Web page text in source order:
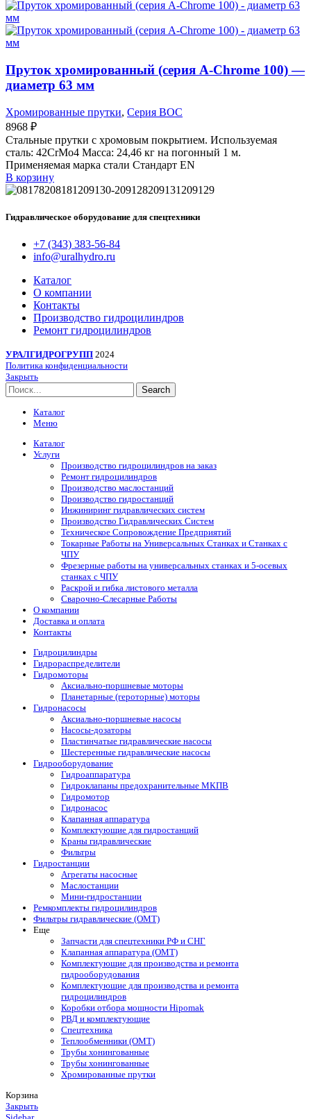
Пруток хромированный (серия A-Chrome 100) —
диаметр 63 мм
Хромированные прутки, Серия BOC
8968 ₽
Стальные прутки с хромовым покрытием. Используемая
сталь: 42CrMo4 Масса: 24,46 кг на погонный 1 м.
Применяемая марка стали Стандарт EN
В корзину
Гидравлическое оборудование для спецтехники
+7 (343) 383-56-84
info@uralhydro.ru
Каталог
О компании
Контакты
Производство гидроцилиндров
Ремонт гидроцилиндров
УРАЛГИДРОГРУПП 2024
Политика конфиденциальности
Закрыть
Search
Каталог
Меню
Каталог
Услуги
Производство гидроцилиндров на заказ
Ремонт гидроцилиндров
Производство маслостанций
Производство гидростанций
Инжиниринг гидравлических систем
Производство Гидравлических Систем
Техническое Сопровождение Предприятий
Токарные Работы на Универсальных Станках и Станках с
ЧПУ
Фрезерные работы на универсальных станках и 5-осевых
станках с ЧПУ
Раскрой и гибка листового металла
Сварочно-Слесарные Работы
О компании
Доставка и оплата
Контакты
Гидроцилиндры
Гидрораспределители
Гидромоторы
Аксиально-поршневые моторы
Планетарные (героторные) моторы
Гидронасосы
Аксиально-поршневые насосы
Насосы-дозаторы
Пластинчатые гидравлические насосы
Шестеренные гидравлические насосы
Гидрооборудование
Гидроаппаратура
Гидроклапаны предохранительные МКПВ
Гидромотор
Гидронасос
Клапанная аппаратура
Комплектующие для гидростанций
Краны гидравлические
Фильтры
Гидростанции
Агрегаты насосные
Маслостанции
Мини-гидростанции
Ремкомплекты гидроцилиндров
Фильтры гидравлические (OMT)
Еще
Запчасти для спецтехники РФ и СНГ
Клапанная аппаратура (OMT)
Комплектующие для производства и ремонта
гидрооборудования
Комплектующие для производства и ремонта
гидроцилиндров
Коробки отбора мощности Hipomak
РВД и комплектующие
Спецтехника
Теплообменники (OMT)
Трубы хонингованные
Трубы хонингованные
Хромированные прутки
Корзина
Закрыть